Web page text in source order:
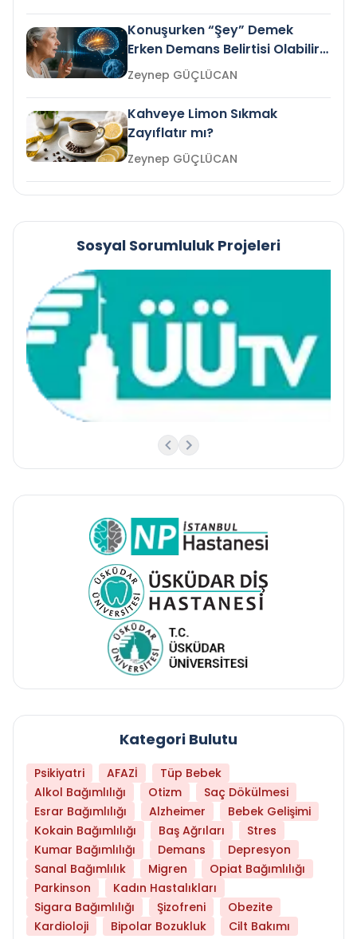
Konuşurken “Şey” Demek
Erken Demans Belirtisi Olabilir
mi?
Zeynep GÜÇLÜCAN
Kahveye Limon Sıkmak
Zayıflatır mı?
Zeynep GÜÇLÜCAN
Sosyal Sorumluluk Projeleri
Kategori Bulutu
Psikiyatri AFAZİ
Tüp Bebek
Alkol Bağımlılığı
Otizm
Saç Dökülmesi
Esrar Bağımlılığı
Alzheimer
Bebek Gelişimi
Kokain Bağımlılığı
Baş Ağrıları
Stres
Kumar Bağımlılığı
Demans
Depresyon
Sanal Bağımlılık
Migren
Opiat Bağımlılığı
Parkinson
Kadın Hastalıkları
Sigara Bağımlılığı
Şizofreni
Obezite
Kardioloji
Bipolar Bozukluk Cilt Bakımı